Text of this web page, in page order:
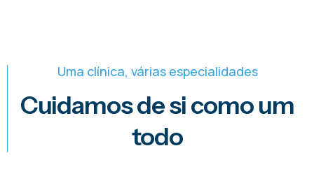
Uma clínica, várias especialidades
Cuidamos de si como um
todo